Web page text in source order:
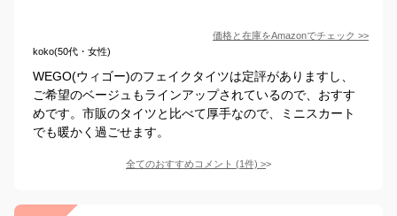
価格と在庫をAmazonでチェック >>
koko(50代・女性)
WEGO(ウィゴー)のフェイクタイツは定評がありますし、
ご希望のベージュもラインアップされているので、おすす
めです。市販のタイツと比べて厚手なので、ミニスカート
でも暖かく過ごせます。
全てのおすすめコメント (1件) >